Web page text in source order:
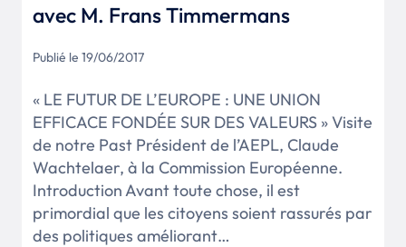
avec M. Frans Timmermans
Publié le 19/06/2017
« LE FUTUR DE L’EUROPE : UNE UNION
EFFICACE FONDÉE SUR DES VALEURS » Visite
de notre Past Président de l’AEPL, Claude
Wachtelaer, à la Commission Européenne.
Introduction Avant toute chose, il est
primordial que les citoyens soient rassurés par
des politiques améliorant…